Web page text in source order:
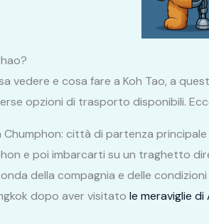
vedere e cosa fare a Koh Tao, a
opzioni di trasporto disponibili.
città di partenza
e poi imbarcarti su un traghetto
della compagnia e delle
dopo aver visitato le meraviglie